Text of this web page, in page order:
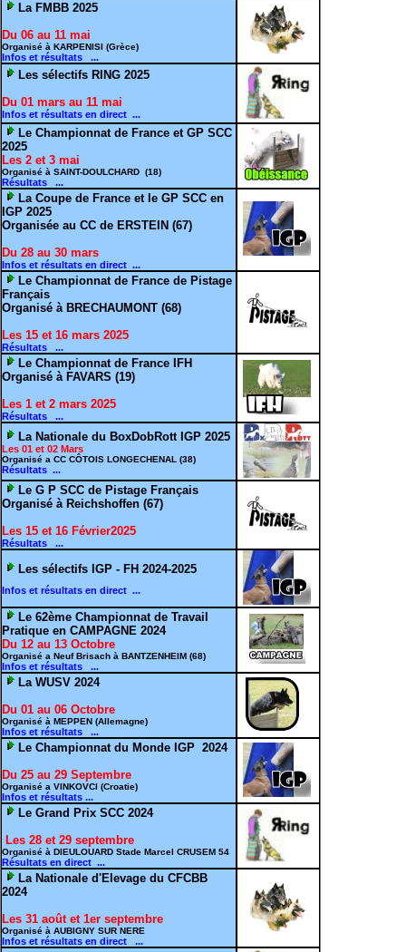
La FMBB 2025
Du 06 au 11 mai
Organisé à KARPENISI (Grèce)
Infos et résultats ...
Les sélectifs RING 2025
Du 01 mars au 11 mai
Infos et résultats en direct ...
Le Championnat de France et GP SCC
2025
Les 2 et 3 mai
Organisé à SAINT-DOULCHARD (18)
Résultats ...
La Coupe de France et le GP SCC en
IGP 2025
Organisée au CC de ERSTEIN (67)
Du 28 au 30 mars
Infos et résultats en direct ...
Le Championnat de France de Pistage
Français
Organisé à BRECHAUMONT (68)
Les 15 et 16 mars 2025
Résultats ...
Le Championnat de France IFH
Organisé à FAVARS (19)
Les 1 et 2 mars 2025
Résultats ...
La Nationale du BoxDobRott IGP 2025
Les 01 et 02 Mars
Organisé a CC CÔTOIS LONGECHENAL (38)
Résultats ...
Le G P SCC de Pistage Français
Organisé à Reichshoffen (67)
Les 15 et 16 Février2025
Résultats ...
Les sélectifs IGP - FH 2024-2025
Infos et résultats en direct ...
Le 62ème Championnat de Travail
Pratique en CAMPAGNE 2024
Du 12 au 13 Octobre
Organisé a Neuf Brisach à BANTZENHEIM (68)
Infos et résultats ...
La WUSV 2024
Du 01 au 06 Octobre
Organisé à MEPPEN (Allemagne)
Infos et résultats ...
Le Championnat du Monde IGP 2024
Du 25 au 29 Septembre
Organisé a VINKOVCI (Croatie)
Infos et résultats ...
Le Grand Prix SCC 2024
Les 28 et 29 septembre
Organisé à DIEULOUARD Stade Marcel CRUSEM 54
Résultats en direct ...
La Nationale d'Elevage du CFCBB
2024
Les 31 août et 1er septembre
Organisé à AUBIGNY SUR NERE
Infos et résultats en direct ...